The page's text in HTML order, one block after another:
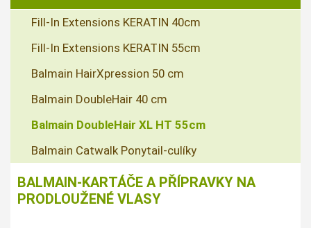
Fill-In Extensions KERATIN 40cm
Fill-In Extensions KERATIN 55cm
Balmain HairXpression 50 cm
Balmain DoubleHair 40 cm
Balmain DoubleHair XL HT 55cm
Balmain Catwalk Ponytail-culíky
BALMAIN-KARTÁČE A PŘÍPRAVKY NA
PRODLOUŽENÉ VLASY